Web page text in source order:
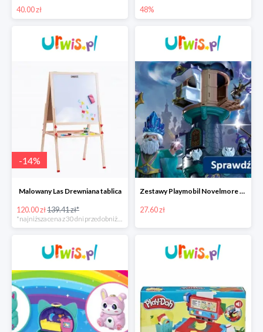
40.00 zł 48%
-14%
Malowany Las Drewniana tablica
120.00 zł139.41 zł*
Zestawy Playmobil Novelmore w Urwis.pl od 27,90 zł
27.60 zł